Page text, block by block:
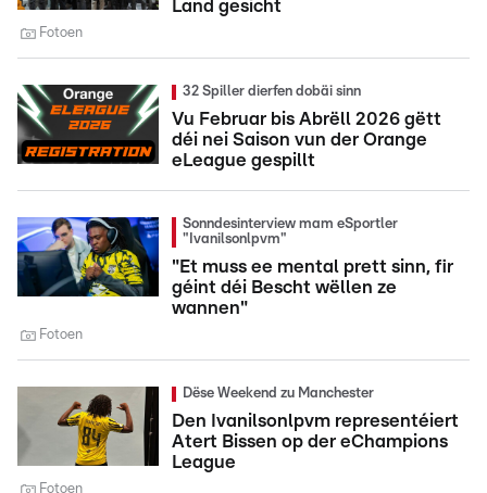
Land gesicht
Fotoen
32 Spiller dierfen dobäi sinn
Vu Februar bis Abrëll 2026 gëtt
déi nei Saison vun der Orange
eLeague gespillt
Sonndesinterview mam eSportler
"Ivanilsonlpvm"
"Et muss ee mental prett sinn, fir
géint déi Bescht wëllen ze
wannen"
Fotoen
Dëse Weekend zu Manchester
Den Ivanilsonlpvm representéiert
Atert Bissen op der eChampions
League
Fotoen